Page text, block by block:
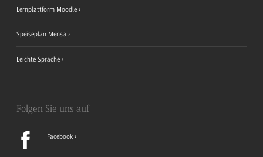
Lernplattform Moodle
Speiseplan Mensa
Leichte Sprache
Folgen Sie uns auf
Facebook